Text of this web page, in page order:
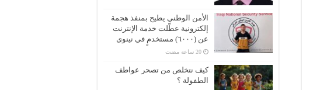
الأمن الوطني يطيح بمنفذ هجمة
إلكترونية عطّلت خدمة الإنترنت
عن (٦٠٠٠) مستخدمٍ في نينوى
كيف نتخلص من تصحر عواطف
الطفولة ؟